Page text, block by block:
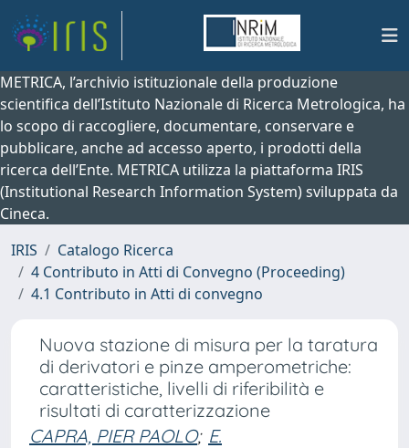
METRICA, l’archivio istituzionale della produzione
scientifica dell’Istituto Nazionale di Ricerca Metrologica, ha
lo scopo di raccogliere, documentare, conservare e
pubblicare, anche ad accesso aperto, i prodotti della
ricerca dell’Ente. METRICA utilizza la piattaforma IRIS
(Institutional Research Information System) sviluppata da
Cineca.
IRIS
Catalogo Ricerca
4 Contributo in Atti di Convegno (Proceeding)
4.1 Contributo in Atti di convegno
Nuova stazione di misura per la taratura
di derivatori e pinze amperometriche:
caratteristiche, livelli di riferibilità e
risultati di caratterizzazione
CAPRA, PIER PAOLO; E.